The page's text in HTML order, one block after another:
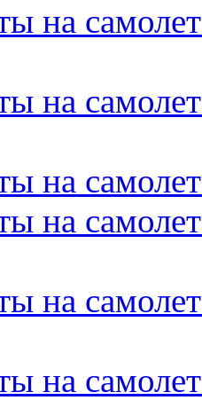
на
на
на
на
на
на